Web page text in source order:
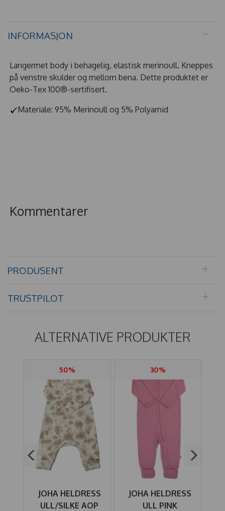
INFORMASJON
Langermet body i behagelig, elastisk merinoull. Kneppes
på venstre skulder og mellom bena. Dette produktet er
Oeko-Tex 100®-sertifisert.
Materiale: 95% Merinoull og 5% Polyamid
Kommentarer
PRODUSENT
TRUSTPILOT
ALTERNATIVE PRODUKTER
50%
JOHA HELDRESS
ULL/SILKE AOP
30%
JOHA HELDRESS
ULL PINK